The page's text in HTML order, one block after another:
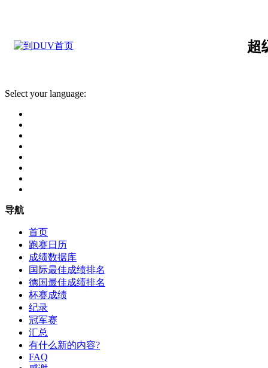
超
Select your language:
导航
首页
跑赛日历
成绩数据库
国际最佳成绩排名
德国最佳成绩排名
杯赛成绩
纪录
冠军赛
汇总
有什么新的内容?
FAQ